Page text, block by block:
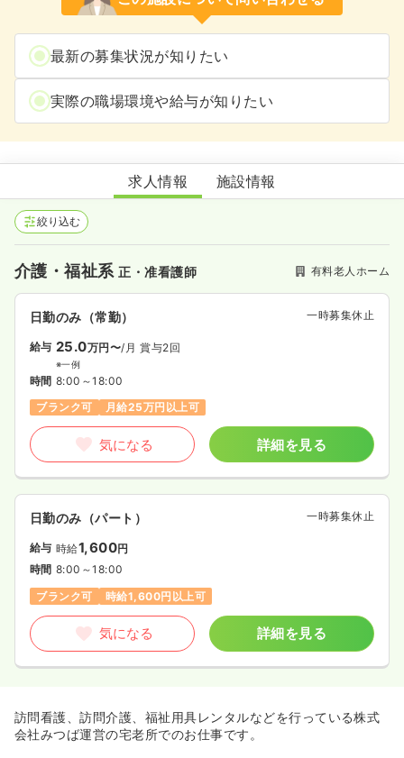
最新の募集状況が知りたい
実際の職場環境や給与が知りたい
住宅型有料老人ホーム セルヴィスまつさか
求人情報 施設情報
絞り込む
介護・福祉系正・准看護師 有料老人ホーム
日勤のみ（常勤） 一時募集休止
給与 25.0万円〜/月 賞与2回
※一例
時間 8:00～18:00
ブランク可
月給25万円以上可
気になる 詳細を見る
日勤のみ（パート） 一時募集休止
給与 時給1,600円
時間 8:00～18:00
ブランク可
時給1,600円以上可
気になる 詳細を見る
訪問看護、訪問介護、福祉用具レンタルなどを行っている株式
会社みつば運営の宅老所でのお仕事です。